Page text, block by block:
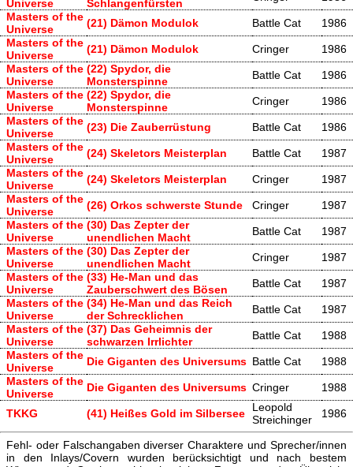
Universe
Schlangenfürsten
Masters of the
Universe
(21) Dämon Modulok Battle Cat
1986
Masters of the
Universe
(21) Dämon Modulok Cringer
1986
Masters of the
Universe
(22) Spydor, die
Monsterspinne
Battle Cat
1986
Masters of the
Universe
(22) Spydor, die
Monsterspinne
Cringer
1986
Masters of the
Universe
(23) Die Zauberrüstung Battle Cat
1986
Masters of the
Universe
(24) Skeletors Meisterplan Battle Cat
1987
Masters of the
Universe
(24) Skeletors Meisterplan Cringer
1987
Masters of the
Universe
(26) Orkos schwerste Stunde Cringer
1987
Masters of the
Universe
(30) Das Zepter der
unendlichen Macht
Battle Cat
1987
Masters of the
Universe
(30) Das Zepter der
unendlichen Macht
Cringer
1987
Masters of the
Universe
(33) He-Man und das
Zauberschwert des Bösen
Battle Cat
1987
Masters of the
Universe
(34) He-Man und das Reich
der Schrecklichen
Battle Cat
1987
Masters of the
Universe
(37) Das Geheimnis der
schwarzen Irrlichter
Battle Cat
1988
Masters of the
Universe
Die Giganten des Universums Battle Cat
1988
Masters of the
Universe
Die Giganten des Universums Cringer 1988
TKKG (41) Heißes Gold im Silbersee
Leopold
Streichinger
1986
Fehl- oder Falschangaben diverser Charaktere und Sprecher/innen
in den Inlays/Covern wurden berücksichtigt und nach bestem